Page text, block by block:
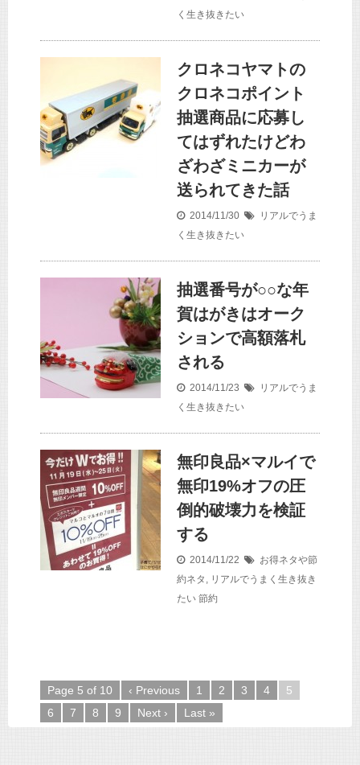
く生き抜きたい
クロネコヤマトの
クロネコポイント
抽選商品に応募し
てはずれたけどわ
ざわざミニカーが
送られてきた話
2014/11/30
リアルでうま
く生き抜きたい
抽選番号が○○な年
賀はがきはオーク
ションで高額落札
される
2014/11/23
リアルでうま
く生き抜きたい
無印良品×マルイで
無印19%オフの圧
倒的破壊力を検証
する
2014/11/22
お得ネタや節
約ネタ , リアルでうまく生き抜き
たい 節約
Page 5 of 10 ‹ Previous 1 2 3 4
5
6
7 8 9 Next › Last »